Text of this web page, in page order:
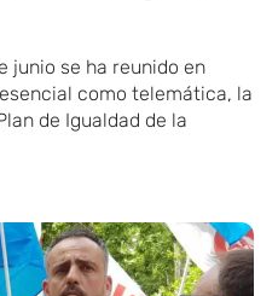
junio se ha reunido en
como telemática, la
de Igualdad de la